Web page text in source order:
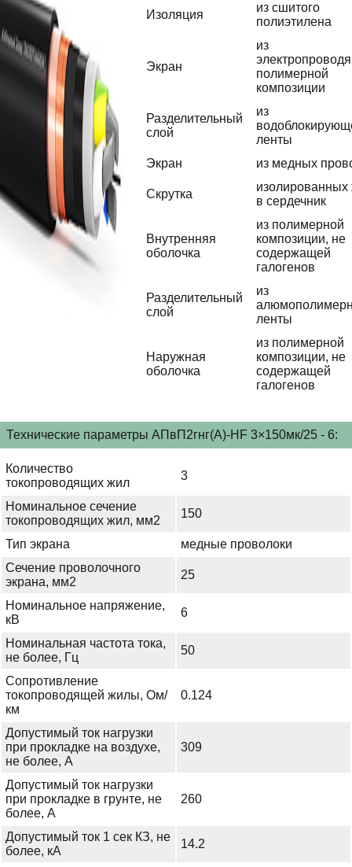
Изоляция
из сшитого
полиэтилена
Экран
из
полимерной
композиции
Разделительный
слой
из
ленты
Экран
из медных
Скрутка
изолированных
в сердечник
Внутренняя
оболочка
из полимерной
композиции, не
содержащей
галогенов
Разделительный
слой
из
ленты
Наружная
оболочка
из полимерной
композиции, не
содержащей
галогенов
Технические параметры АПвП2гнг(А)-HF 3×150мк/25 - 6:
Количество
токопроводящих жил
3
Номинальное сечение
токопроводящих жил, мм2
150
Тип экрана
медные проволоки
Сечение проволочного
экрана, мм2
25
Номинальное напряжение,
кВ
6
Номинальная частота тока,
не более, Гц
50
Сопротивление
токопроводящей жилы, Ом/
км
0.124
Допустимый ток нагрузки
при прокладке на воздухе,
не более, А
309
Допустимый ток нагрузки
при прокладке в грунте, не
более, А
260
Допустимый ток 1 сек КЗ, не
более, кА
14.2